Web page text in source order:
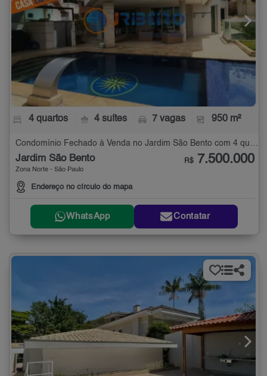
4 quartos 4 suítes 7 vagas 950 m²
Jardim São Bento
Zona Norte - São Paulo
Endereço no círculo do mapa
R$ 7.500.000
WhatsApp Contatar